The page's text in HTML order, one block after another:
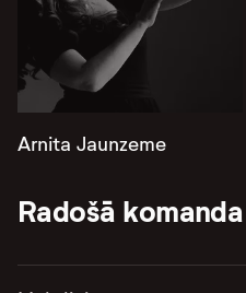
Arnita Jaunzeme
Radošā komanda